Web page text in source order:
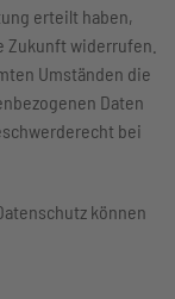
erteilt haben,
Zukunft widerrufen.
Umständen die
Daten
bei
können